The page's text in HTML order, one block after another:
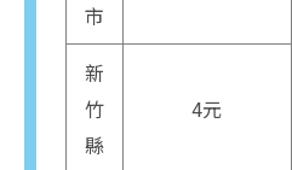
市
新
竹
縣
4元